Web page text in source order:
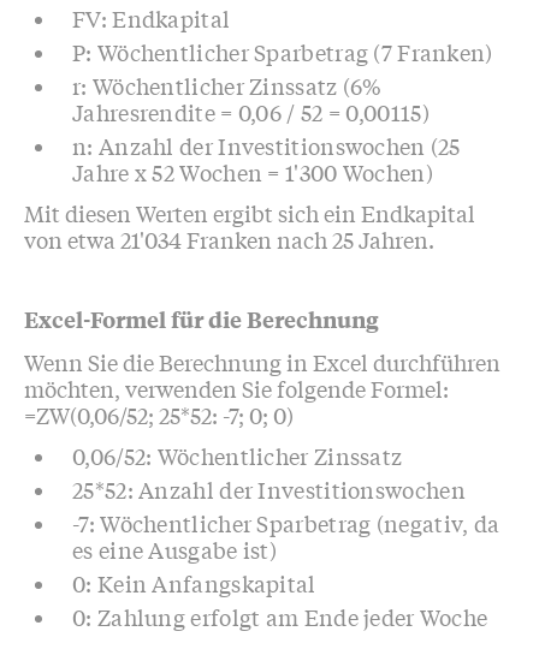
FV: Endkapital
P: Wöchentlicher Sparbetrag (7 Franken)
r: Wöchentlicher Zinssatz (6%
Jahresrendite = 0,06 / 52 = 0,00115)
n: Anzahl der Investitionswochen (25
Jahre x 52 Wochen = 1'300 Wochen)
Mit diesen Werten ergibt sich ein Endkapital
von etwa 21'034 Franken nach 25 Jahren.
Excel-Formel für die Berechnung
Wenn Sie die Berechnung in Excel durchführen
möchten, verwenden Sie folgende Formel:
=ZW(0,06/52; 25*52: -7; 0; 0)
0,06/52: Wöchentlicher Zinssatz
25*52: Anzahl der Investitionswochen
-7: Wöchentlicher Sparbetrag (negativ, da
es eine Ausgabe ist)
0: Kein Anfangskapital
0: Zahlung erfolgt am Ende jeder Woche